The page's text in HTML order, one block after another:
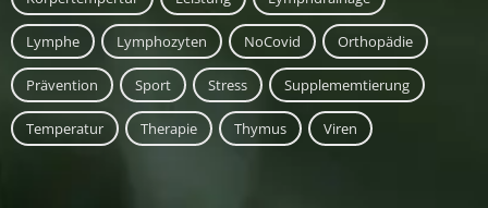
Lymphe Lymphozyten NoCovid Orthopädie
Prävention Sport Stress Supplememtierung
Temperatur Therapie Thymus Viren